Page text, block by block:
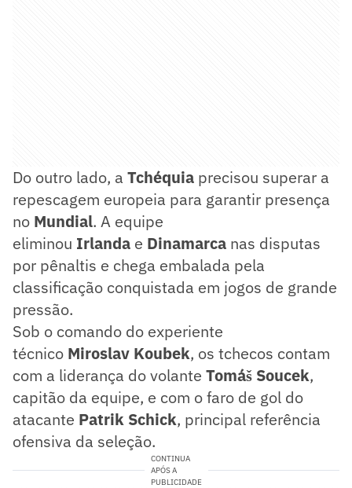
Do outro lado, a Tchéquia precisou superar a
repescagem europeia para garantir presença
no Mundial. A equipe
eliminou Irlanda e Dinamarca nas disputas
por pênaltis e chega embalada pela
classificação conquistada em jogos de grande
pressão.
Sob o comando do experiente
técnico Miroslav Koubek, os tchecos contam
com a liderança do volante Tomáš Soucek,
capitão da equipe, e com o faro de gol do
atacante Patrik Schick, principal referência
ofensiva da seleção.
CONTINUA
APÓS A
PUBLICIDADE